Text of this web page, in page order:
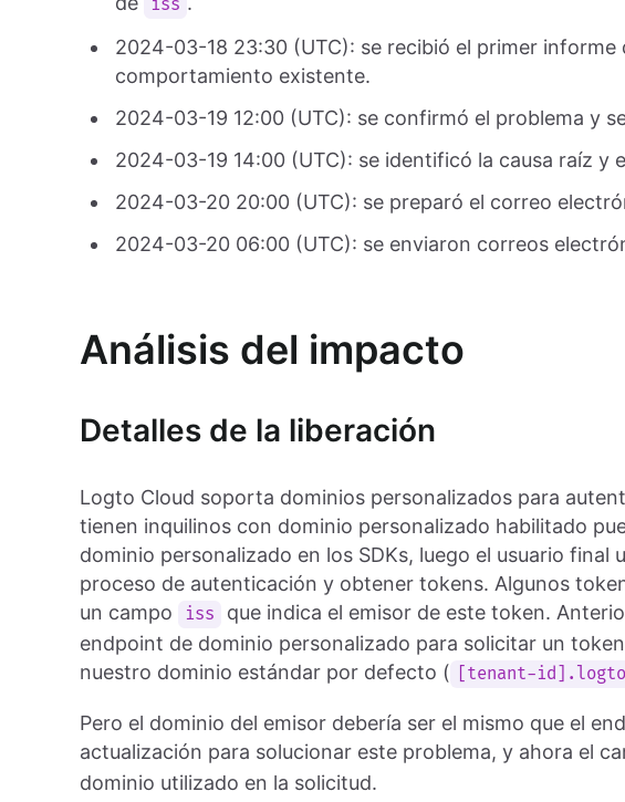
iss
2024-03-18 23:30 (UTC): se recibió el primer informe
comportamiento existente.
2024-03-19 12:00 (UTC): se confirmó el problema y
2024-03-19 14:00 (UTC): se identificó la causa raíz y
2024-03-20 20:00 (UTC): se preparó el correo
2024-03-20 06:00 (UTC): se enviaron correos
Análisis del impacto
Detalles de la liberación
Logto Cloud soporta dominios personalizados para
tienen inquilinos con dominio personalizado habilitado
dominio personalizado en los SDKs, luego el usuario final
proceso de autenticación y obtener tokens. Algunos
un campo
iss
que indica el emisor de este token.
endpoint de dominio personalizado para solicitar un
nuestro dominio estándar por defecto ( [tenant-
Pero el dominio del emisor debería ser el mismo que el
actualización para solucionar este problema, y ahora el
dominio utilizado en la solicitud.